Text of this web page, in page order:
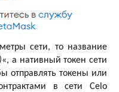
сети, то название
«, а нативный токен сети
отправлять токены или
в сети Celo